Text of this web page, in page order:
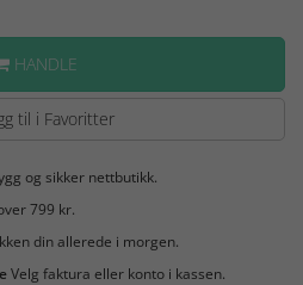
HANDLE
til i Favoritter
og sikker nettbutikk.
799 kr.
din allerede i morgen.
Velg faktura eller konto i kassen.